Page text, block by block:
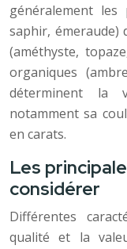
généralement les
saphir, émeraude)
(améthyste,
organiques
déterminent la
notamment sa
en carats.
Les
considérer
Différentes
qualité et la